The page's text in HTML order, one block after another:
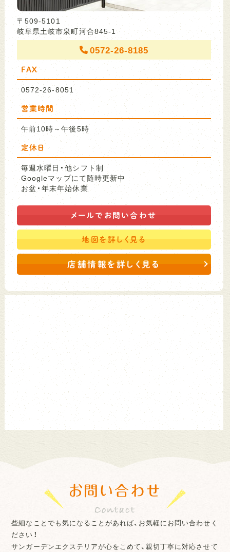
〒509-5101
岐阜県土岐市泉町河合845-1
0572-26-8185
FAX
0572-26-8051
営業時間
午前10時～午後5時
定休日
毎週水曜日・他シフト制
Googleマップにて随時更新中
お盆・年末年始休業
メールで お問い合わせ
地図を詳しく見る
店舗情報を詳しく見る
お問い合わせ
些細なことでも気になることがあれば、お気軽にお問い合わせく
ださい！
サンガーデンエクステリアが心をこめて、親切丁寧に対応させて